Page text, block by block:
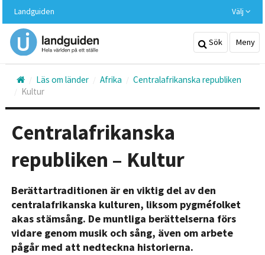
huvudinnehållet
Landguiden Välj
Sök Meny
Läs om länder Afrika
Centralafrikanska republiken
Kultur
Centralafrikanska
republiken – Kultur
Berättartraditionen är en viktig del av den
centralafrikanska kulturen, liksom pygméfolket
akas stämsång. De muntliga berättelserna förs
vidare genom musik och sång, även om arbete
pågår med att nedteckna historierna.